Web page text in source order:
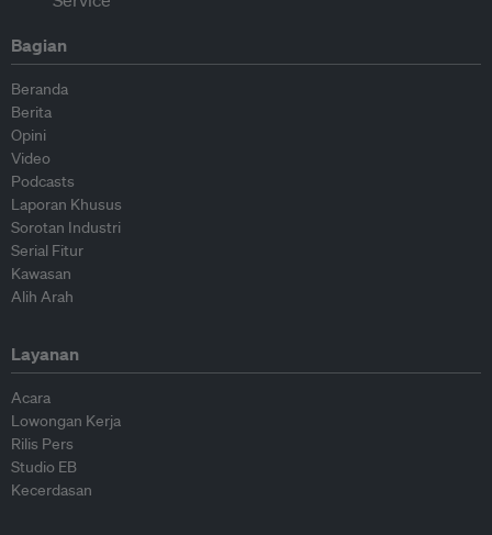
Bagian
Beranda
Berita
Opini
Video
Podcasts
Laporan Khusus
Sorotan Industri
Serial Fitur
Kawasan
Alih Arah
Layanan
Acara
Lowongan Kerja
Rilis Pers
Studio EB
Kecerdasan